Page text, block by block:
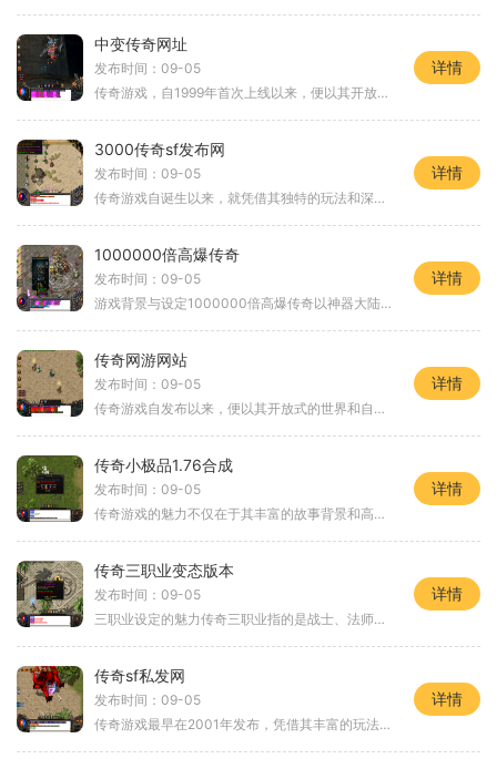
中变传奇网址
发布时间：09-05
传奇游戏，自1999年首次上线以来，便以其开放的世界和多元化的玩法深深吸引着玩家。作为一款经典的角色扮演游戏，它不仅拥有丰富的剧情，还提供了多样的职业选择，如战士、法师和道士。每个职业都有其独特的技能和玩法，玩家可以根据自己的喜好选择适合的
详情
3000传奇sf发布网
发布时间：09-05
传奇游戏自诞生以来，就凭借其独特的玩法和深厚的故事背景，赢得了众多玩家的心。3000传奇SF发布网作为一个专注于传奇类游戏的平台，致力于为玩家提供更丰富的游戏体验。这里的每一款游戏都注重角色扮演的元素，让玩家能够在虚拟世界中体验到真实的冒险
详情
1000000倍高爆传奇
发布时间：09-05
游戏背景与设定1000000倍高爆传奇以神器大陆为背景，玩家在这个充满神秘与挑战的世界中，扮演各种角色，体验冒险与战斗的乐趣。游戏的核心在于自由度极高的角色扮演，玩家可以选择不同的职业，搭配各自的技能和装备，形成独特的战斗风格。游戏中的每个
详情
传奇网游网站
发布时间：09-05
传奇游戏自发布以来，便以其开放式的世界和自由度著称。玩家可以选择不同的职业，如战士、法师和道士等，每个职业都有独特的技能和玩法。在传奇游戏中，角色扮演不仅仅是简单的角色创建，更多的是通过任务、打怪和与其他玩家的互动，打造一个属于自己的传奇人
详情
传奇小极品1.76合成
发布时间：09-05
传奇游戏的魅力不仅在于其丰富的故事背景和高度自由的角色扮演系统，更在于玩家之间的互动和合作。玩家可以选择不同的职业，进行各种任务、打怪、升级，感受团队合作的乐趣。角色扮演与职业选择在传奇小极品1.76合成中，玩家可以选择三大职业：战士、法师
详情
传奇三职业变态版本
发布时间：09-05
三职业设定的魅力传奇三职业指的是战士、法师和道士三大经典职业，每个职业都有其独特的技能和发展路线。战士以高防高攻著称，适合近战输出；法师则拥有强大的法术攻击，擅长群体伤害；道士则是辅助职业，能够治愈和召唤。变态版本在传统职业的基础上进行了改
详情
传奇sf私发网
发布时间：09-05
传奇游戏最早在2001年发布，凭借其丰富的玩法和经典的故事情节，迅速在玩家中间形成了热潮。玩家可以选择不同的职业，进行角色扮演，体验与众不同的冒险旅程。无论是法师的强大魔法，还是战士的近身战斗，玩家都能在这里找到属于自己的角色定位。多样化的
详情